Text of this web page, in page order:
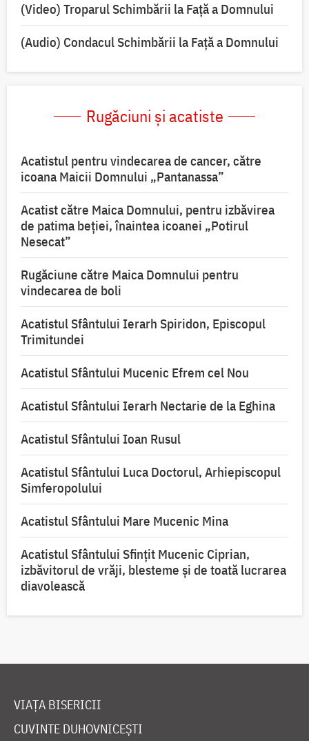
(Video) Troparul Schimbării la Față a Domnului
(Audio) Condacul Schimbării la Față a Domnului
Rugăciuni și acatiste
Acatistul pentru vindecarea de cancer, către
icoana Maicii Domnului „Pantanassa”
Acatist către Maica Domnului, pentru izbăvirea
de patima beției, înaintea icoanei „Potirul
Nesecat”
Rugăciune către Maica Domnului pentru
vindecarea de boli
Acatistul Sfântului Ierarh Spiridon, Episcopul
Trimitundei
Acatistul Sfântului Mucenic Efrem cel Nou
Acatistul Sfântului Ierarh Nectarie de la Eghina
Acatistul Sfântului Ioan Rusul
Acatistul Sfântului Luca Doctorul, Arhiepiscopul
Simferopolului
Acatistul Sfântului Mare Mucenic Mina
Acatistul Sfântului Sfințit Mucenic Ciprian,
izbăvitorul de vrăji, blesteme și de toată lucrarea
diavolească
VIAȚA BISERICII
CUVINTE DUHOVNICEȘTI